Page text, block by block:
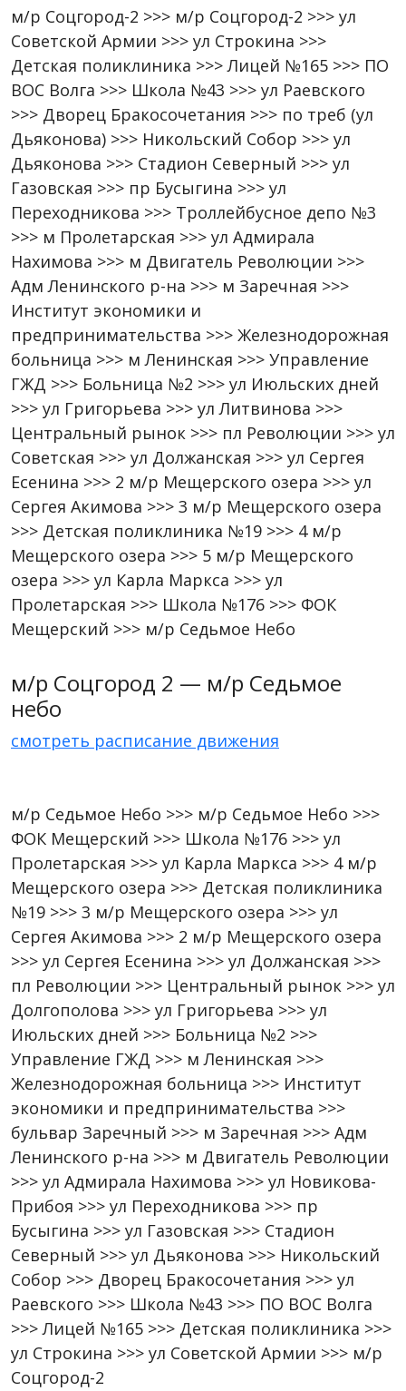
м/р Соцгород-2 >>> м/р Соцгород-2 >>> ул
Советской Армии >>> ул Строкина >>>
Детская поликлиника >>> Лицей №165 >>> ПО
ВОС Волга >>> Школа №43 >>> ул Раевского
>>> Дворец Бракосочетания >>> по треб (ул
Дьяконова) >>> Никольский Собор >>> ул
Дьяконова >>> Стадион Северный >>> ул
Газовская >>> пр Бусыгина >>> ул
Переходникова >>> Троллейбусное депо №3
>>> м Пролетарская >>> ул Адмирала
Нахимова >>> м Двигатель Революции >>>
Адм Ленинского р-на >>> м Заречная >>>
Институт экономики и
предпринимательства >>> Железнодорожная
больница >>> м Ленинская >>> Управление
ГЖД >>> Больница №2 >>> ул Июльских дней
>>> ул Григорьева >>> ул Литвинова >>>
Центральный рынок >>> пл Революции >>> ул
Советская >>> ул Должанская >>> ул Сергея
Есенина >>> 2 м/р Мещерского озера >>> ул
Сергея Акимова >>> 3 м/р Мещерского озера
>>> Детская поликлиника №19 >>> 4 м/р
Мещерского озера >>> 5 м/р Мещерского
озера >>> ул Карла Маркса >>> ул
Пролетарская >>> Школа №176 >>> ФОК
Мещерский >>> м/р Седьмое Небо
м/р Соцгород 2 — м/р Седьмое
небо
смотреть расписание движения
м/р Седьмое Небо >>> м/р Седьмое Небо >>>
ФОК Мещерский >>> Школа №176 >>> ул
Пролетарская >>> ул Карла Маркса >>> 4 м/р
Мещерского озера >>> Детская поликлиника
№19 >>> 3 м/р Мещерского озера >>> ул
Сергея Акимова >>> 2 м/р Мещерского озера
>>> ул Сергея Есенина >>> ул Должанская >>>
пл Революции >>> Центральный рынок >>> ул
Долгополова >>> ул Григорьева >>> ул
Июльских дней >>> Больница №2 >>>
Управление ГЖД >>> м Ленинская >>>
Железнодорожная больница >>> Институт
экономики и предпринимательства >>>
бульвар Заречный >>> м Заречная >>> Адм
Ленинского р-на >>> м Двигатель Революции
>>> ул Адмирала Нахимова >>> ул Новикова-
Прибоя >>> ул Переходникова >>> пр
Бусыгина >>> ул Газовская >>> Стадион
Северный >>> ул Дьяконова >>> Никольский
Собор >>> Дворец Бракосочетания >>> ул
Раевского >>> Школа №43 >>> ПО ВОС Волга
>>> Лицей №165 >>> Детская поликлиника >>>
ул Строкина >>> ул Советской Армии >>> м/р
Соцгород-2